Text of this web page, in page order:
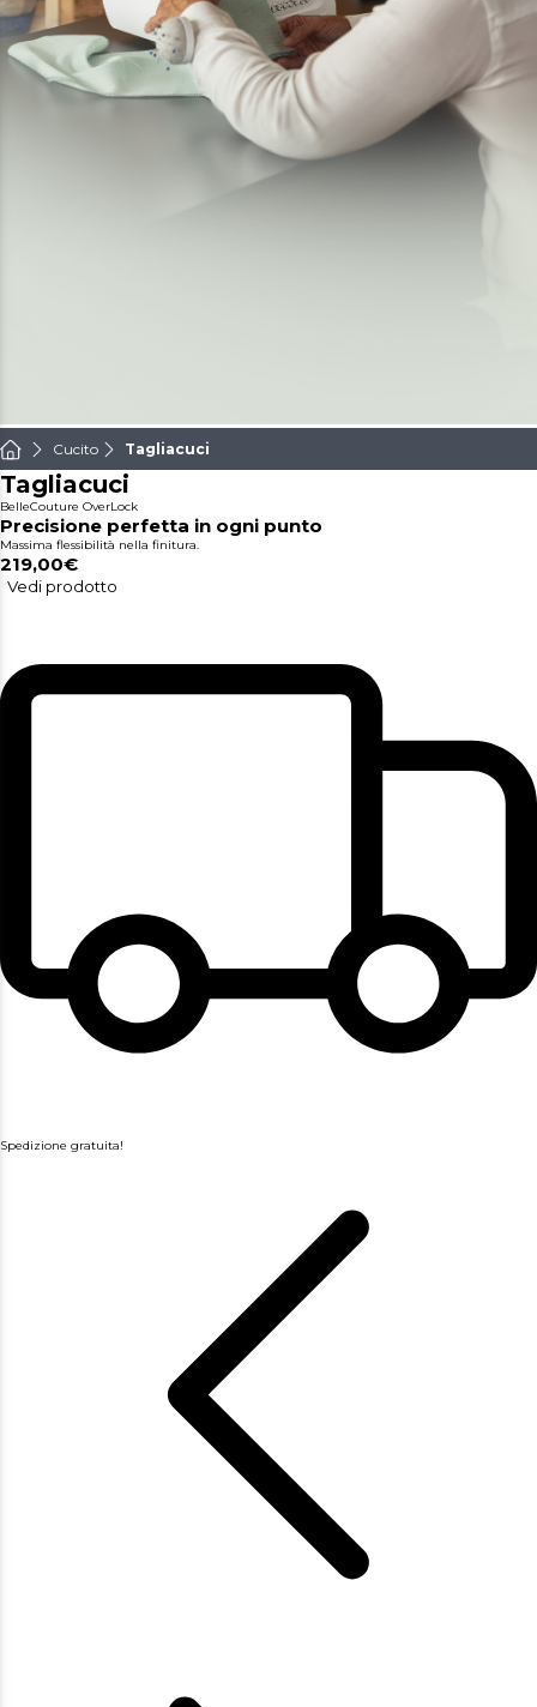
Cucito Tagliacuci
Tagliacuci
BelleCouture OverLock
Precisione perfetta in ogni punto
Massima flessibilità nella finitura.
219,00€
Vedi prodotto
Spedizione gratuita!